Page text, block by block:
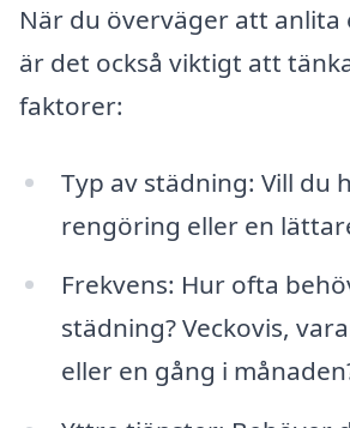
När du överväger att anlita
är det också viktigt att
faktorer:
Typ av städning: Vill du
rengöring eller en
Frekvens: Hur ofta
städning? Veckovis,
eller en gång i